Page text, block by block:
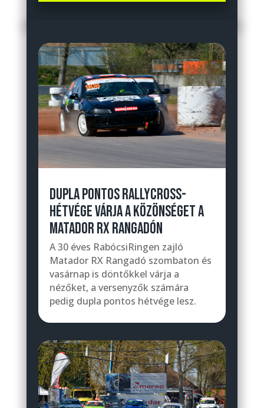
DUPLA PONTOS RALLYCROSS-
HÉTVÉGE VÁRJA A KÖZÖNSÉGET A
MATADOR RX RANGADÓN
A 30 éves RabócsiRingen zajló
Matador RX Rangadó szombaton és
vasárnap is döntőkkel várja a
nézőket, a versenyzők számára
pedig dupla pontos hétvége lesz.